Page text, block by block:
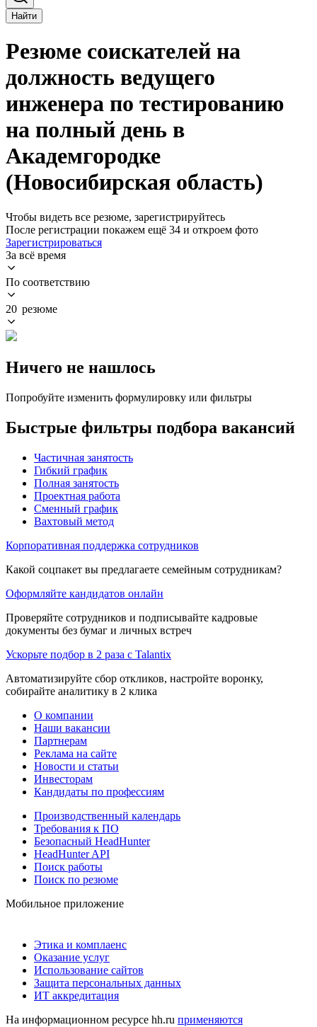
Найти
Резюме соискателей на
должность ведущего
инженера по тестированию
на полный день в
Академгородке
(Новосибирская область)
Чтобы видеть все резюме, зарегистрируйтесь
После регистрации покажем ещё 34 и откроем фото
Зарегистрироваться
За всё время
По соответствию
20 резюме
Ничего не нашлось
Попробуйте изменить формулировку или фильтры
Быстрые фильтры подбора вакансий
Частичная занятость
Гибкий график
Полная занятость
Проектная работа
Сменный график
Вахтовый метод
Корпоративная поддержка сотрудников
Какой соцпакет вы предлагаете семейным сотрудникам?
Оформляйте кандидатов онлайн
Проверяйте сотрудников и подписывайте кадровые
документы без бумаг и личных встреч
Ускорьте подбор в 2 раза с Talantix
Автоматизируйте сбор откликов, настройте воронку,
собирайте аналитику в 2 клика
О компании
Наши вакансии
Партнерам
Реклама на сайте
Новости и статьи
Инвесторам
Кандидаты по профессиям
Производственный календарь
Требования к ПО
Безопасный HeadHunter
HeadHunter API
Поиск работы
Поиск по резюме
Мобильное приложение
Этика и комплаенс
Оказание услуг
Использование сайтов
Защита персональных данных
ИТ аккредитация
На информационном ресурсе hh.ru применяются